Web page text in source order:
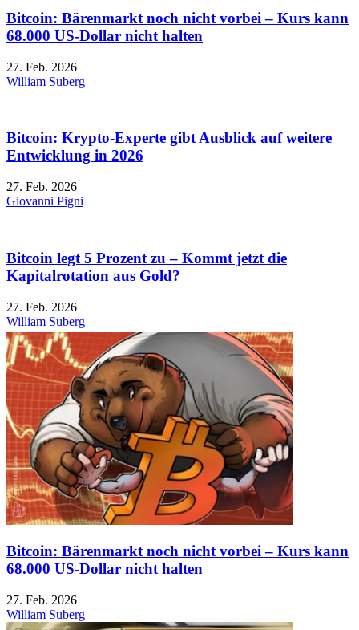
Bitcoin: Bärenmarkt noch nicht vorbei – Kurs kann
68.000 US-Dollar nicht halten
27. Feb. 2026
William Suberg
Bitcoin: Krypto-Experte gibt Ausblick auf weitere
Entwicklung in 2026
27. Feb. 2026
Giovanni Pigni
Bitcoin legt 5 Prozent zu – Kommt jetzt die
Kapitalrotation aus Gold?
27. Feb. 2026
William Suberg
Bitcoin: Bärenmarkt noch nicht vorbei – Kurs kann
68.000 US-Dollar nicht halten
27. Feb. 2026
William Suberg